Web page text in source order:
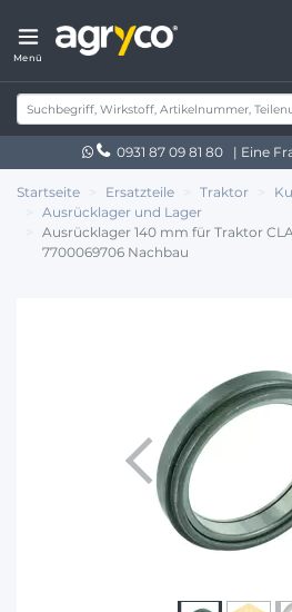
Menü
0931 87 09 81 80 | Eine
Startseite Ersatzteile Traktor
Ausrücklager und Lager
Ausrücklager 140 mm für Traktor
7700069706 Nachbau